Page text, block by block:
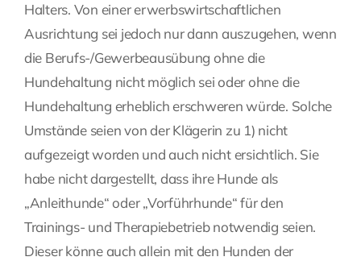
Halters. Von einer erwerbswirtschaftlichen
Ausrichtung sei jedoch nur dann auszugehen, wenn
die Berufs-/Gewerbeausübung ohne die
Hundehaltung nicht möglich sei oder ohne die
Hundehaltung erheblich erschweren würde. Solche
Umstände seien von der Klägerin zu 1) nicht
aufgezeigt worden und auch nicht ersichtlich. Sie
habe nicht dargestellt, dass ihre Hunde als
„Anleithunde“ oder „Vorführhunde“ für den
Trainings- und Therapiebetrieb notwendig seien.
Dieser könne auch allein mit den Hunden der